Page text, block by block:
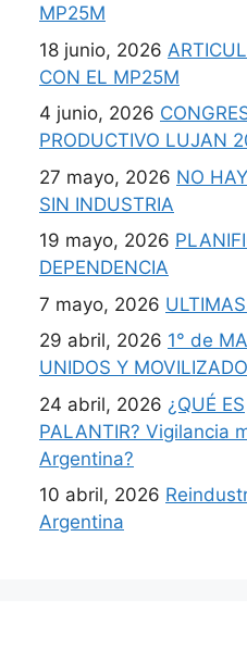
MP25M
18 junio, 2026
CON EL MP25M
4 junio, 2026
PRODUCTIVO LUJAN
27 mayo, 2026 NO
SIN INDUSTRIA
19 mayo, 2026
DEPENDENCIA
7 mayo, 2026
29 abril, 2026 1° de
UNIDOS Y
24 abril, 2026 ¿QUÉ ES
PALANTIR? Vigilancia
Argentina?
10 abril, 2026
Argentina